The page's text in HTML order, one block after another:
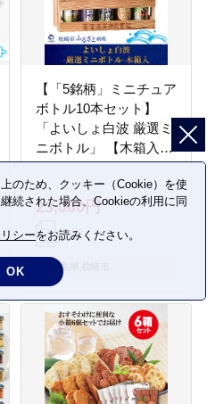
【「5銘柄」ミニチュア
ボトル10本セット】
「よいしょ白波 厳選ミ
ニボトル」 【木箱入】
B3-45【配送不可地
域：離島】
23,000円
鹿児島県 枕崎市
のため、クッキー（Cookie）を使
続された場合、Cookieの利用に同
シーをお読みください。
OK